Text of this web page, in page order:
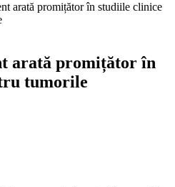
arată promițător în studiile clinice
arată promițător în
tumorile